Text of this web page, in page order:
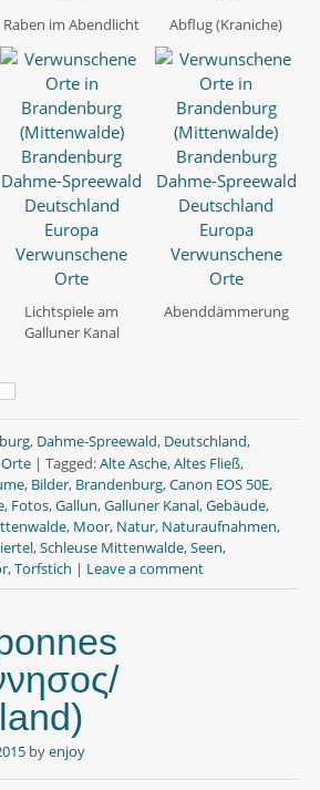
Raben im Abendlicht Abflug (Kraniche)
Lichtspiele am
Galluner Kanal
Abenddämmerung
, Dahme-Spreewald, Deutschland,
| Tagged:Alte Asche,Altes Fließ,
, Bilder, Brandenburg,Canon EOS 50E,
, Fotos,Gallun,Galluner Kanal,Gebäude,
, Moor, Natur, Naturaufnahmen,
,Schleuse Mittenwalde,Seen,
,Torfstich | Leave a comment
byenjoy